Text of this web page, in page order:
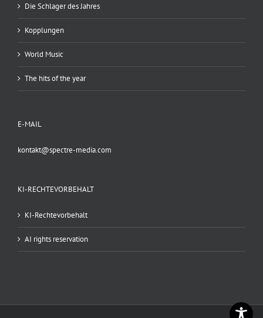
Die Schlager des Jahres
Kopplungen
World Music
The hits of the year
E-MAIL
kontakt@spectre-media.com
KI-RECHTEVORBEHALT
KI-Rechtevorbehalt
AI rights reservation